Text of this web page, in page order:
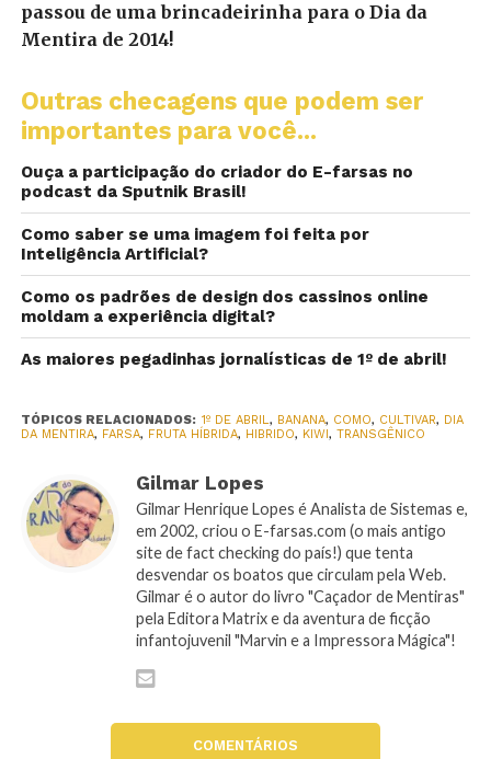
passou de uma brincadeirinha para o Dia da
Mentira de 2014!
Outras checagens que podem ser
importantes para você...
Ouça a participação do criador do E-farsas no
podcast da Sputnik Brasil!
Como saber se uma imagem foi feita por
Inteligência Artificial?
Como os padrões de design dos cassinos online
moldam a experiência digital?
As maiores pegadinhas jornalísticas de 1º de abril!
TÓPICOS RELACIONADOS: 1º DE ABRIL, BANANA, COMO, CULTIVAR, DIA
DA MENTIRA, FARSA, FRUTA HÍBRIDA, HIBRIDO, KIWI , TRANSGÊNICO
Gilmar Lopes
Gilmar Henrique Lopes é Analista de Sistemas e,
em 2002, criou o E-farsas.com (o mais antigo
site de fact checking do país!) que tenta
desvendar os boatos que circulam pela Web.
Gilmar é o autor do livro "Caçador de Mentiras"
pela Editora Matrix e da aventura de ficção
infantojuvenil "Marvin e a Impressora Mágica"!
COMENTÁRIOS